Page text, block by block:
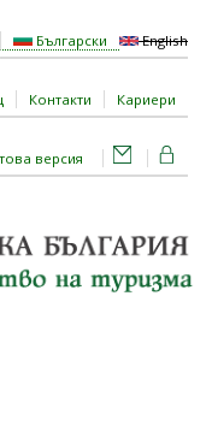
Български English
Контакти Кариери
версия